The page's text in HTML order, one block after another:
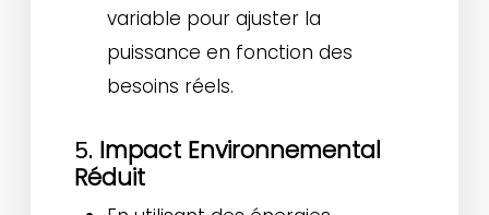
variable pour ajuster la
puissance en fonction des
besoins réels.
5. Impact Environnemental
Réduit